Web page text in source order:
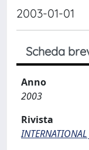
2003-01-01
Scheda
Anno
2003
Rivista